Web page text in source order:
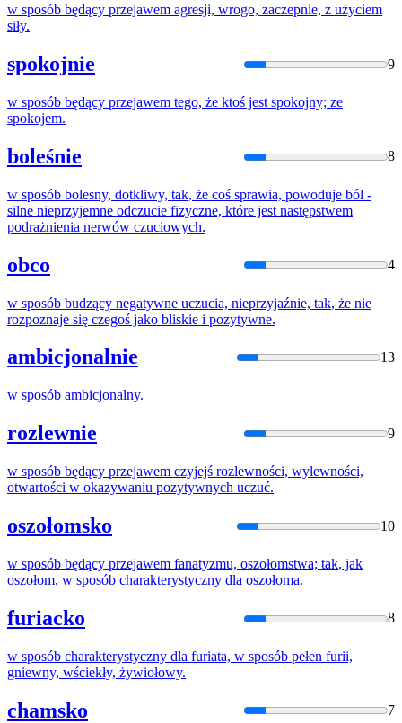
w sposób będący przejawem agresji, wrogo, zaczepnie, z użyciem
siły.
spokojnie 9
w sposób będący przejawem tego, że ktoś jest spokojny; ze
spokojem.
boleśnie 8
w sposób bolesny, dotkliwy, tak, że coś sprawia, powoduje ból -
silne nieprzyjemne odczucie fizyczne, które jest następstwem
podrażnienia nerwów czuciowych.
obco 4
w sposób budzący negatywne uczucia, nieprzyjaźnie, tak, że nie
rozpoznaje się czegoś jako bliskie i pozytywne.
ambicjonalnie 13
w sposób ambicjonalny.
rozlewnie 9
w sposób będący przejawem czyjejś rozlewności, wylewności,
otwartości w okazywaniu pozytywnych uczuć.
oszołomsko 10
w sposób będący przejawem fanatyzmu, oszołomstwa; tak, jak
oszołom, w sposób charakterystyczny dla oszołoma.
furiacko 8
w sposób charakterystyczny dla furiata, w sposób pełen furii,
gniewny, wściekły, żywiołowy.
chamsko 7